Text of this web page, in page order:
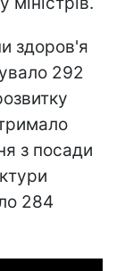
здоров'я
292
з посади
284